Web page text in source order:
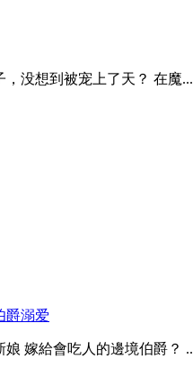
没想到被宠上了天？ 在魔...
爵溺爱
嫁給會吃人的邊境伯爵？